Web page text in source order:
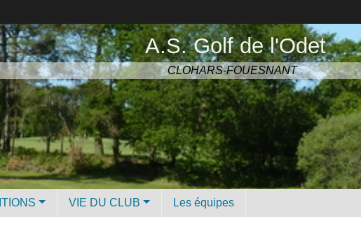
A.S. Golf de l'Odet
CLOHARS-FOUESNANT
VIE DU CLUB Les équipes